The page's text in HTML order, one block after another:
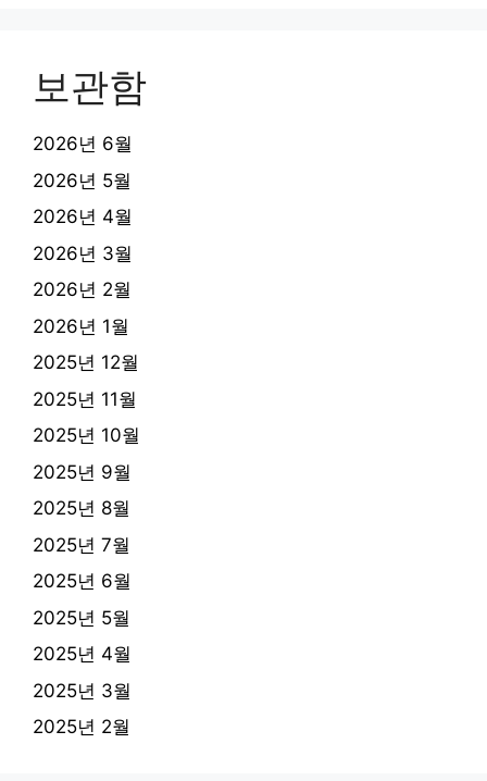
보관함
2026년 6월
2026년 5월
2026년 4월
2026년 3월
2026년 2월
2026년 1월
2025년 12월
2025년 11월
2025년 10월
2025년 9월
2025년 8월
2025년 7월
2025년 6월
2025년 5월
2025년 4월
2025년 3월
2025년 2월